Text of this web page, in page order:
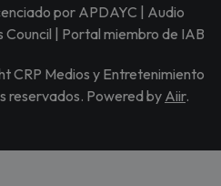
por APDAYC | Audio
| Portal miembro de IAB
CRP Medios y Entretenimiento
reservados. Powered by Aiir.